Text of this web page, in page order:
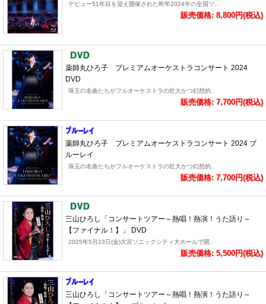
デビュー51年目を迎え開催された昨年2024年の全国ツ..
販売価格: 8,800円(税込)
薬師丸ひろ子 プレミアムオーケストラコンサート 2024
DVD
珠玉の名曲たちがフルオーケストラの壮大かつ幻想的..
販売価格: 7,700円(税込)
薬師丸ひろ子 プレミアムオーケストラコンサート 2024 ブ
ルーレイ
珠玉の名曲たちがフルオーケストラの壮大かつ幻想的..
販売価格: 7,700円(税込)
三山ひろし「コンサートツアー～熱唱！熱演！うた語り～
【ファイナル！】」 DVD
2025年5月23日(金)大宮ソニックシティ大ホールで開..
販売価格: 5,500円(税込)
三山ひろし「コンサートツアー～熱唱！熱演！うた語り～